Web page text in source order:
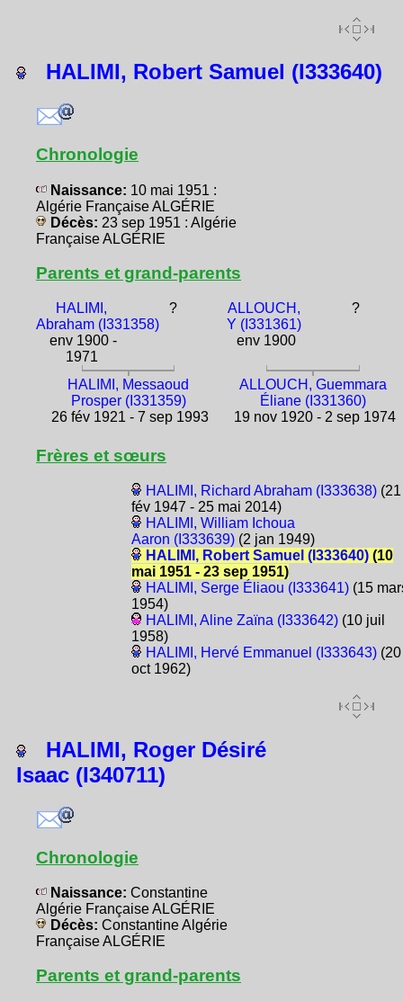
HALIMI, Robert Samuel (I333640)
Chronologie
Naissance: 10 mai 1951 :
Algérie Française ALGÉRIE
Décès: 23 sep 1951 : Algérie
Française ALGÉRIE
Parents et grand-parents
HALIMI,
Abraham (I331358)
env 1900 -
1971
?
ALLOUCH,
Y (I331361)
env 1900
?
HALIMI, Messaoud
Prosper (I331359)
26 fév 1921 - 7 sep 1993
ALLOUCH, Guemmara
Éliane (I331360)
19 nov 1920 - 2 sep 1974
Frères et sœurs
HALIMI, Richard Abraham (I333638)(21
fév 1947 - 25 mai 2014)
HALIMI, William Ichoua
Aaron (I333639)(2 jan 1949)
HALIMI, Robert Samuel (I333640)(10
mai 1951 - 23 sep 1951)
HALIMI, Serge Éliaou (I333641)(15
1954)
HALIMI, Aline Zaïna (I333642)(10 juil
1958)
HALIMI, Hervé Emmanuel (I333643)(20
oct 1962)
HALIMI, Roger Désiré
Isaac (I340711)
Chronologie
Naissance: Constantine
Algérie Française ALGÉRIE
Décès: Constantine Algérie
Française ALGÉRIE
Parents et grand-parents